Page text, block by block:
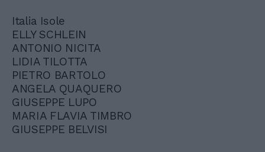
Italia Isole
ELLY SCHLEIN
ANTONIO NICITA
LIDIA TILOTTA
PIETRO BARTOLO
ANGELA QUAQUERO
GIUSEPPE LUPO
MARIA FLAVIA TIMBRO
GIUSEPPE BELVISI